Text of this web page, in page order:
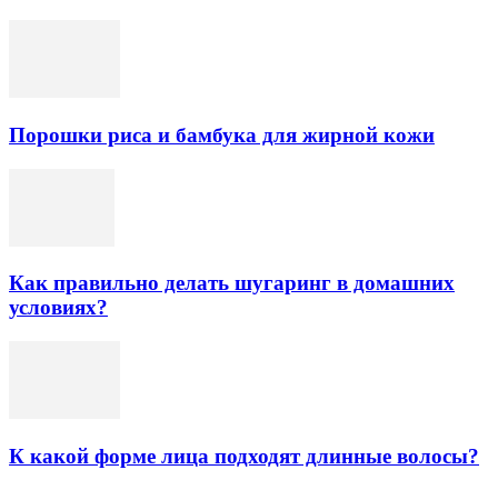
Порошки риса и бамбука для жирной кожи
Как правильно делать шугаринг в домашних
условиях?
К какой форме лица подходят длинные волосы?